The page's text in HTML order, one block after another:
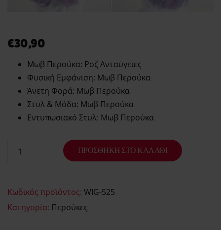
€30,90
Μωβ Περούκα: Ροζ Ανταύγειες
Φυσική Εμφάνιση: Μωβ Περούκα
Άνετη Φορά: Μωβ Περούκα
Στυλ & Μόδα: Μωβ Περούκα
Εντυπωσιακό Στυλ: Μωβ Περούκα
ΠΡΟΣΘΉΚΗ ΣΤΟ ΚΑΛΆΘΙ
Κωδικός προϊόντος: WIG-525
Κατηγορία: Περούκες